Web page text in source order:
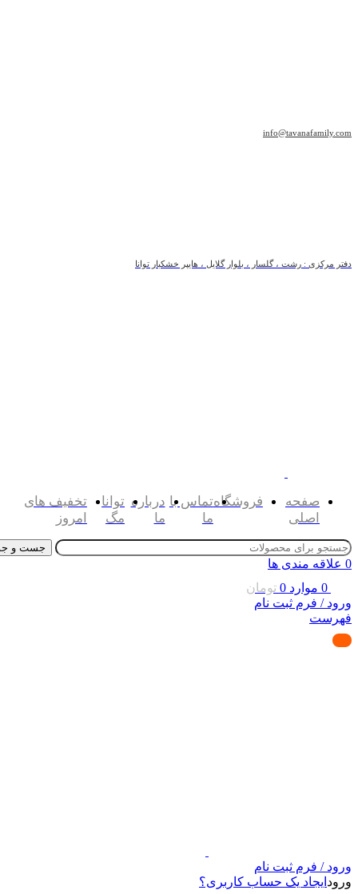
info@tavanafamily.com
دفتر مرکزی : رشت ، گلسار ، بلوار گلایل ، هایپر خشکبار توانا
صفحه
اصلی
فروشگاهتماس با
ما
درباره
ما
توانا
مگ
تخفیف های
امروز
جست و
0 علاقه مندی ها
0 موارد 0 تومان
ورود / فرم ثبت نام
فهرست
ورود / فرم ثبت نام
ورود ایجاد یک حساب کاربری؟